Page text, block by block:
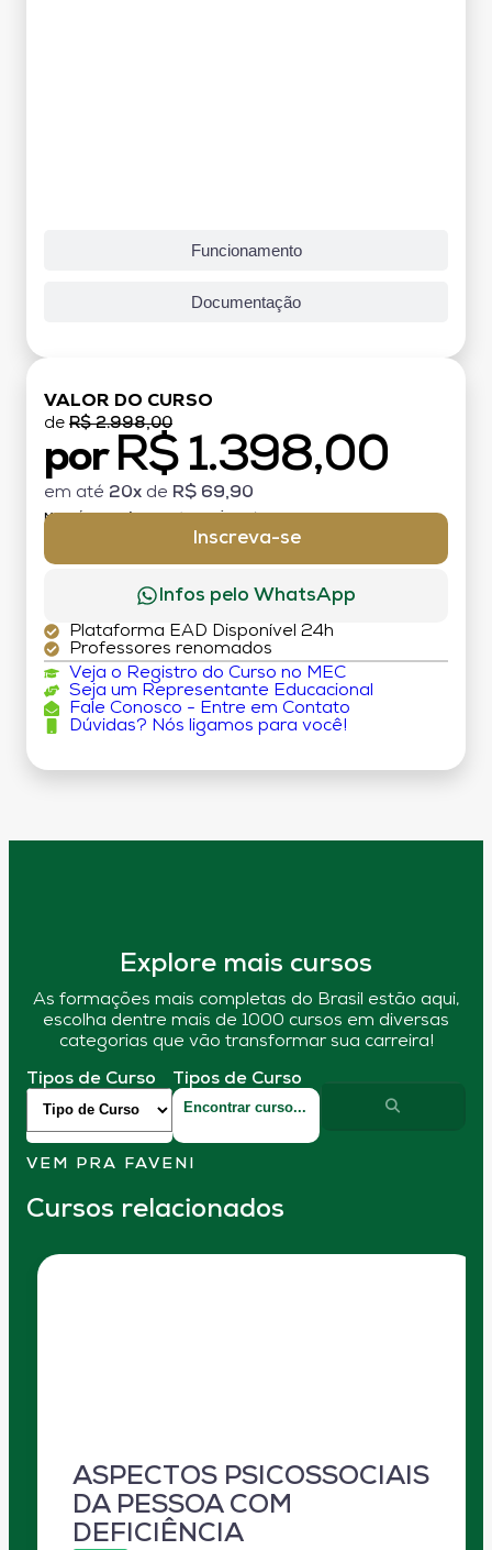
Funcionamento
Documentação
VALOR DO CURSO
de R$ 2.998,00
por R$ 1.398,00
em até 20x de R$ 69,90
MATRÍCULA:
Inscreva-se
Infos pelo WhatsApp
Plataforma EAD Disponível 24h
Professores renomados
Veja o Registro do Curso no MEC
Seja um Representante Educacional
Fale Conosco - Entre em Contato
Dúvidas? Nós ligamos para você!
Explore mais cursos
As formações mais completas do Brasil estão aqui,
escolha dentre mais de 1000 cursos em diversas
categorias que vão transformar sua carreira!
Tipos de Curso Tipos de Curso
VEM PRA FAVENI
Cursos relacionados
ASPECTOS PSICOSSOCIAIS
DA PESSOA COM
DEFICIÊNCIA